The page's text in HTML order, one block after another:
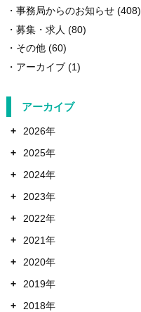
事務局からのお知らせ(408)
募集・求人 (80)
その他(60)
アーカイブ(1)
アーカイブ
+
2026年
+
2025年
+
2024年
+
2023年
+
2022年
+
2021年
+
2020年
+
2019年
+
2018年